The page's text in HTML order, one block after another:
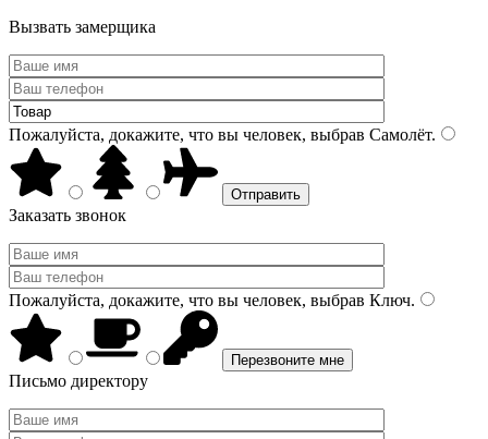
Вызвать замерщика
Пожалуйста, докажите, что вы человек, выбрав Самолёт.
Заказать звонок
Пожалуйста, докажите, что вы человек, выбрав Ключ.
Письмо директору